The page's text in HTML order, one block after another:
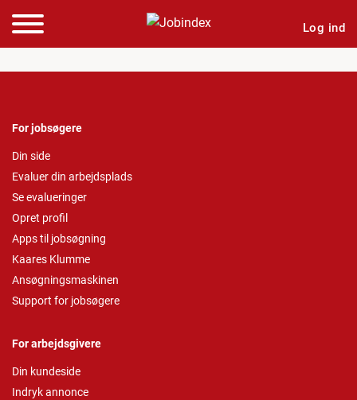
Log ind
For jobsøgere
Din side
Evaluer din arbejdsplads
Se evalueringer
Opret profil
Apps til jobsøgning
Kaares Klumme
Ansøgningsmaskinen
Support for jobsøgere
For arbejdsgivere
Din kundeside
Indryk annonce